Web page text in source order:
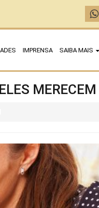
IMPRENSA SAIBA MAIS
MERECEM